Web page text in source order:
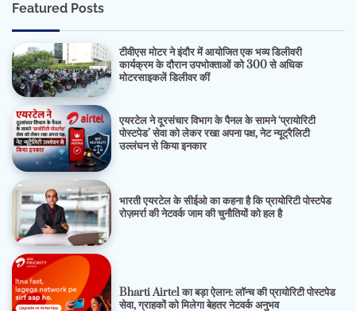
Featured Posts
टीवीएस मोटर ने इंदौर में आयोजित एक भव्य डिलीवरी
कार्यक्रम के दौरान उपभोक्ताओं को 300 से अधिक
मोटरसाइकलें डिलीवर कीं
एयरटेल ने दूरसंचार विभाग के पैनल के सामने ‘प्रायोरिटी
पोस्टपेड’ सेवा को लेकर रखा अपना पक्ष, नेट न्यूट्रैलिटी
उल्लंघन से किया इनकार
भारती एयरटेल के सीईओ का कहना है कि प्रायोरिटी पोस्टपेड
रोज़मर्रा की नेटवर्क जाम की चुनौतियों को हल है
Bharti Airtel का बड़ा ऐलान: लॉन्च की प्रायोरिटी पोस्टपेड
सेवा, ग्राहकों को मिलेगा बेहतर नेटवर्क अनुभव